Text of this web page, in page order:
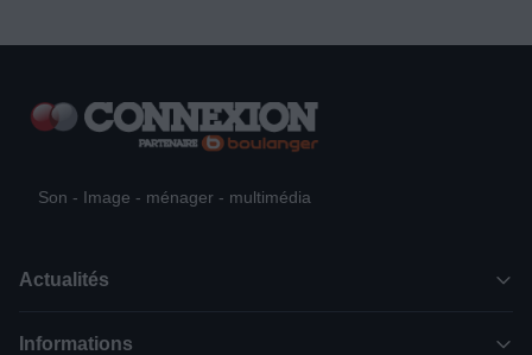
Son - Image - ménager - multimédia
Actualités
Informations